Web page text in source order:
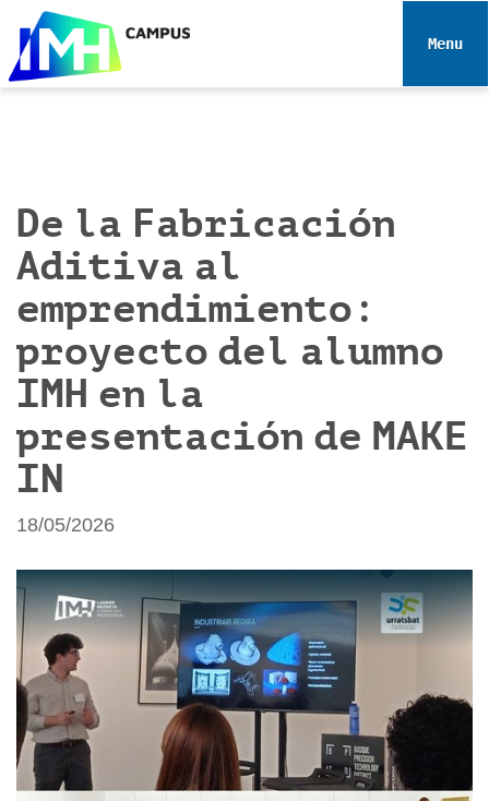
e
Toggle
De la Fabricación
Aditiva al
emprendimiento:
proyecto del alumno
IMH en la
presentación de MAKE
IN
18/05/2026